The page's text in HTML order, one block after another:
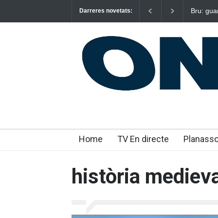
Darreres novetats:
Bru:
Home TV En directe
història